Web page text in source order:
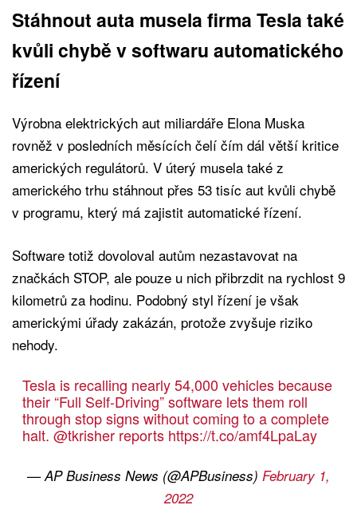
Stáhnout auta musela firma Tesla také
kvůli chybě v softwaru automatického
řízení
Výrobna elektrických aut miliardáře Elona Muska
rovněž v posledních měsících čelí čím dál větší kritice
amerických regulátorů. V úterý musela také z
amerického trhu stáhnout přes 53 tisíc aut kvůli chybě
v programu, který má zajistit automatické řízení.
Software totiž dovoloval autům nezastavovat na
značkách STOP, ale pouze u nich přibrzdit na rychlost 9
kilometrů za hodinu. Podobný styl řízení je však
americkými úřady zakázán, protože zvyšuje riziko
nehody.
Tesla is recalling nearly 54,000 vehicles because
their “Full Self-Driving” software lets them roll
through stop signs without coming to a complete
halt. @tkrisherreports https://t.co/amf4LpaLay
— AP Business News (@APBusiness) February 1,
2022